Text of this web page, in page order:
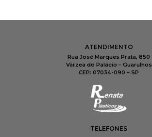
ATENDIMENTO
Rua José Marques Prata, 850
Várzea do Palácio – Guarulhos
CEP: 07034-090 – SP
TELEFONES